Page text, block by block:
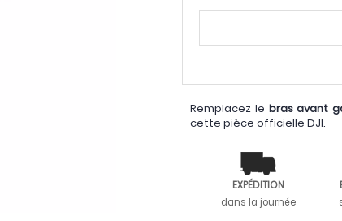
Remplacez le bras avant
cette pièce officielle DJI.
EXPÉDITION
dans la journée